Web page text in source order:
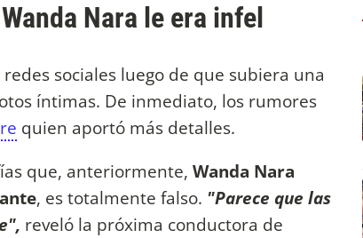
Nara le era infel
sociales luego de que subiera una
íntimas. De inmediato, los rumores
quien aportó más detalles.
que, anteriormente, Wanda Nara
, es totalmente falso. "Parece que las
reveló la próxima conductora de